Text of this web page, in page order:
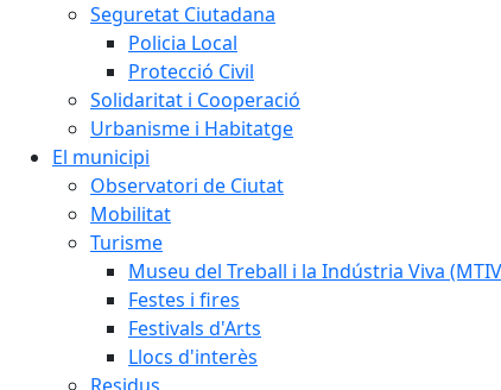
Seguretat Ciutadana
Policia Local
Protecció Civil
Solidaritat i Cooperació
Urbanisme i Habitatge
El municipi
Observatori de Ciutat
Mobilitat
Turisme
Museu del Treball i la Indústria Viva
Festes i fires
Festivals d'Arts
Llocs d'interès